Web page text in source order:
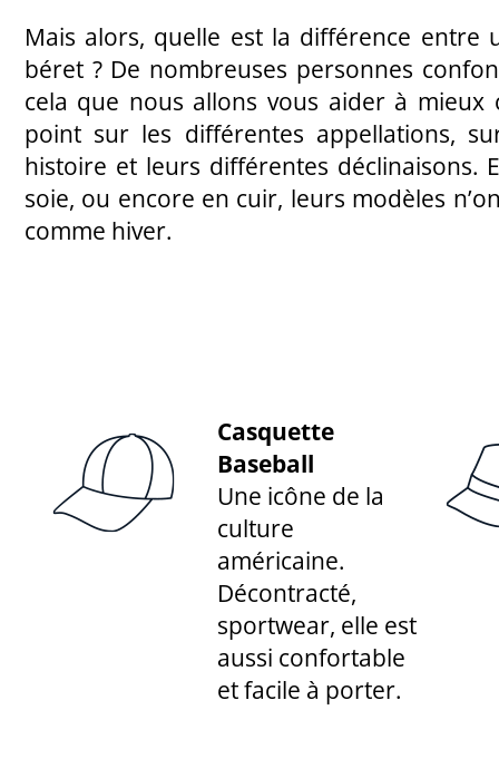
Mais alors, quelle est la différence entre
béret ? De nombreuses personnes
cela que nous allons vous aider à
point sur les différentes appellations,
histoire et leurs différentes déclinaisons.
soie, ou encore en cuir, leurs modèles
comme hiver.
Casquette
Baseball
Une icône de la
culture
américaine.
Décontracté,
sportwear, elle est
aussi confortable
et facile à porter.